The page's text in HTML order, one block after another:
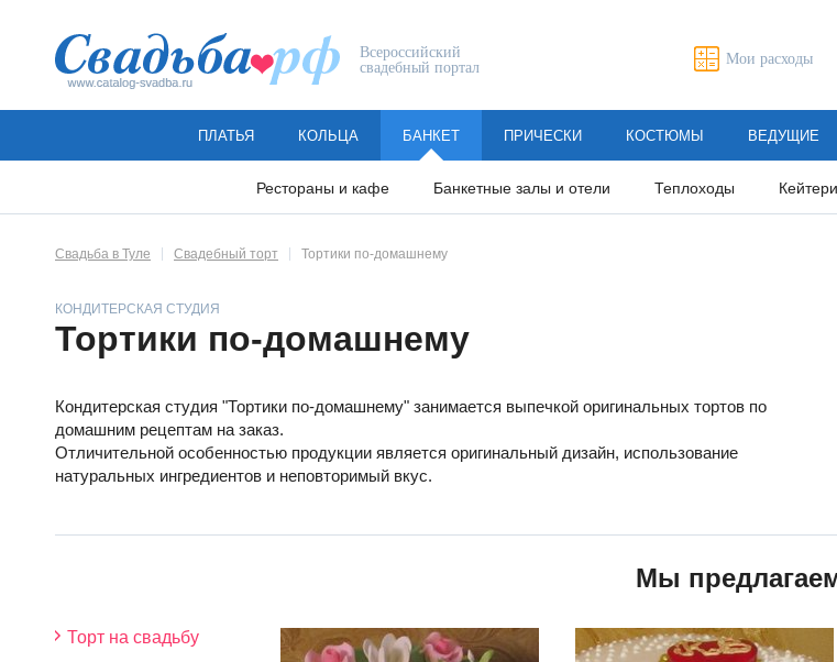
Всероссийский
свадебный портал
Мои расходы
ПЛАТЬЯ КОЛЬЦА БАНКЕТ
Рестораны и кафе Банкетные залы и отели Теплоходы
ПРИЧЕСКИ КОСТЮМЫ ВЕДУЩИЕ
Свадьба в Туле Свадебный торт Тортики по-домашнему
КОНДИТЕРСКАЯ СТУДИЯ
Тортики по-домашнему
Кондитерская студия "Тортики по-домашнему" занимается выпечкой оригинальных тортов по
домашним рецептам на заказ.
Отличительной особенностью продукции является оригинальный дизайн, использование
натуральных ингредиентов и неповторимый вкус.
Мы
Торт на свадьбу